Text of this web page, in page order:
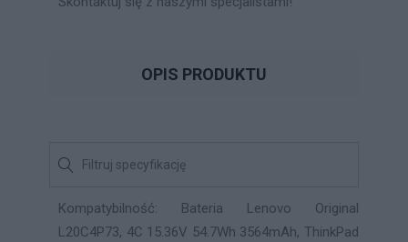
OPIS PRODUKTU
Kompatybilność: Bateria Lenovo Original
L20C4P73, 4C 15.36V 54.7Wh 3564mAh, ThinkPad